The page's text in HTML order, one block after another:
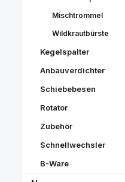
Mischtrommel
Wildkrautbürste
Kegelspalter
Anbauverdichter
Schiebebesen
Rotator
Zubehör
Schnellwechsler
B-Ware